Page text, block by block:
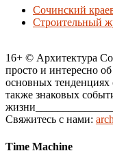
Сочинский
Строительный
16+ © Архитектура
просто и интересно
основных тенденциях
также знаковых
Свяжитесь с нами:
Time Machine